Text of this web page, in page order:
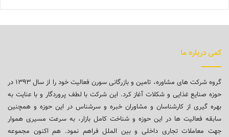
کمی درباره ما
گروه شرکت های مشاوره، تامین و بازرگانی سورن فعالیت خود را از سال ۱۳۹۳ در
حوزه صنایع غذایی و شکلات آغاز کرد. این شرکت با لطف پروردگار و با عنایت به
بهره گیری از کارشناسان و مشاوران خبره و سرشناس در این حوزه و همچنین
سابقه فعالیت ها در این حوزه و شناخت کامل بازار، به سرعت مسیری هموار
جهت معاملات تجاری داخلی و بین الملل فراهم نمود. هم اکنون مجموعه